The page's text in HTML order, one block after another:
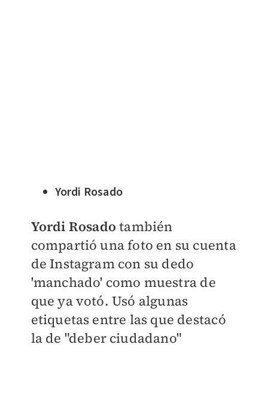
Yordi Rosado
Yordi Rosado también
compartió una foto en su cuenta
de Instagram con su dedo
'manchado' como muestra de
que ya votó. Usó algunas
etiquetas entre las que destacó
la de "deber ciudadano"